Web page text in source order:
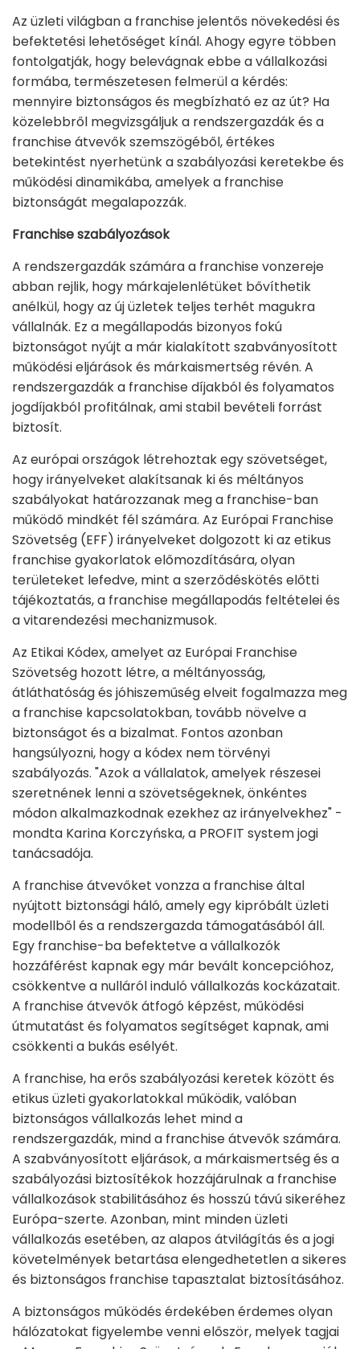
Az üzleti világban a franchise jelentős növekedési és
befektetési lehetőséget kínál. Ahogy egyre többen
fontolgatják, hogy belevágnak ebbe a vállalkozási
formába, természetesen felmerül a kérdés:
mennyire biztonságos és megbízható ez az út? Ha
közelebbről megvizsgáljuk a rendszergazdák és a
franchise átvevők szemszögéből, értékes
betekintést nyerhetünk a szabályozási keretekbe és
működési dinamikába, amelyek a franchise
biztonságát megalapozzák.
Franchise szabályozások
A rendszergazdák számára a franchise vonzereje
abban rejlik, hogy márkajelenlétüket bővíthetik
anélkül, hogy az új üzletek teljes terhét magukra
vállalnák. Ez a megállapodás bizonyos fokú
biztonságot nyújt a már kialakított szabványosított
működési eljárások és márkaismertség révén. A
rendszergazdák a franchise díjakból és folyamatos
jogdíjakból profitálnak, ami stabil bevételi forrást
biztosít.
Az európai országok létrehoztak egy szövetséget,
hogy irányelveket alakítsanak ki és méltányos
szabályokat határozzanak meg a franchise-ban
működő mindkét fél számára. Az Európai Franchise
Szövetség (EFF) irányelveket dolgozott ki az etikus
franchise gyakorlatok előmozdítására, olyan
területeket lefedve, mint a szerződéskötés előtti
tájékoztatás, a franchise megállapodás feltételei és
a vitarendezési mechanizmusok.
Az Etikai Kódex, amelyet az Európai Franchise
Szövetség hozott létre, a méltányosság,
átláthatóság és jóhiszeműség elveit fogalmazza meg
a franchise kapcsolatokban, tovább növelve a
biztonságot és a bizalmat. Fontos azonban
hangsúlyozni, hogy a kódex nem törvényi
szabályozás. "Azok a vállalatok, amelyek részesei
szeretnének lenni a szövetségeknek, önkéntes
módon alkalmazkodnak ezekhez az irányelvekhez" -
mondta Karina Korczyńska, a PROFIT system jogi
tanácsadója.
A franchise átvevőket vonzza a franchise által
nyújtott biztonsági háló, amely egy kipróbált üzleti
modellből és a rendszergazda támogatásából áll.
Egy franchise-ba befektetve a vállalkozók
hozzáférést kapnak egy már bevált koncepcióhoz,
csökkentve a nulláról induló vállalkozás kockázatait.
A franchise átvevők átfogó képzést, működési
útmutatást és folyamatos segítséget kapnak, ami
csökkenti a bukás esélyét.
A franchise, ha erős szabályozási keretek között és
etikus üzleti gyakorlatokkal működik, valóban
biztonságos vállalkozás lehet mind a
rendszergazdák, mind a franchise átvevők számára.
A szabványosított eljárások, a márkaismertség és a
szabályozási biztosítékok hozzájárulnak a franchise
vállalkozások stabilitásához és hosszú távú sikeréhez
Európa-szerte. Azonban, mint minden üzleti
vállalkozás esetében, az alapos átvilágítás és a jogi
követelmények betartása elengedhetetlen a sikeres
és biztonságos franchise tapasztalat biztosításához.
A biztonságos működés érdekében érdemes olyan
hálózatokat figyelembe venni először, melyek tagjai